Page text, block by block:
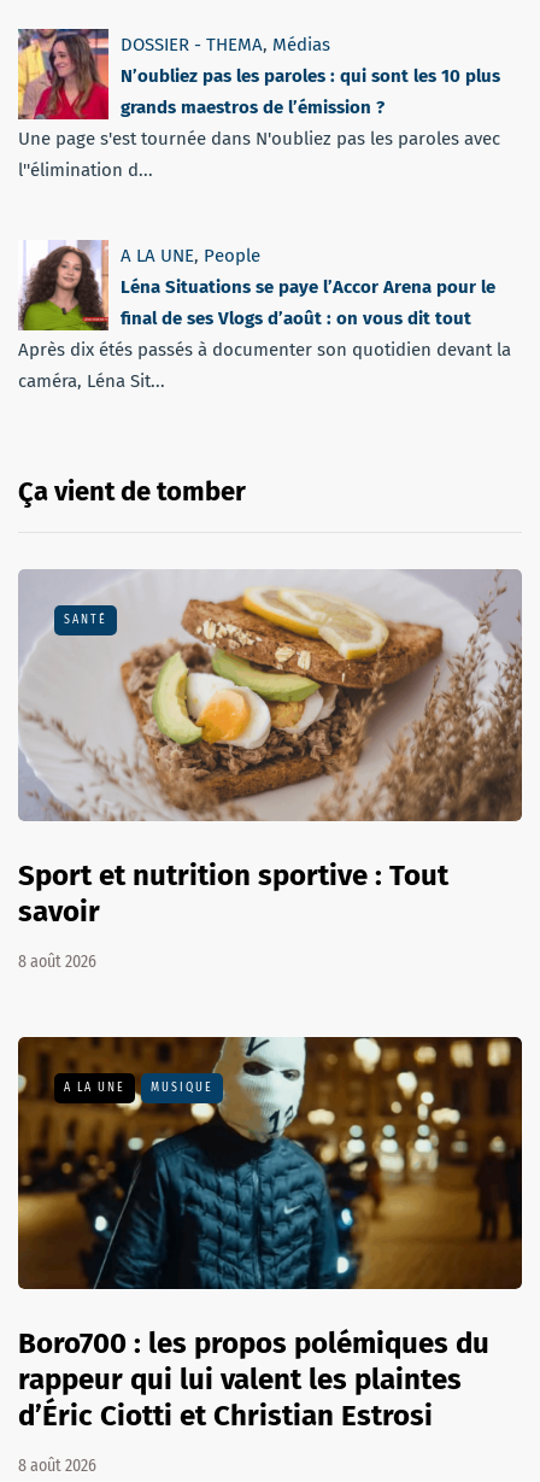
DOSSIER - THEMA, Médias
N’oubliez pas les paroles : qui sont les 10 plus
grands maestros de l’émission ?
Une page s'est tournée dans N'oubliez pas les paroles avec
l''élimination d...
A LA UNE, People
Léna Situations se paye l’Accor Arena pour le
final de ses Vlogs d’août : on vous dit tout
Après dix étés passés à documenter son quotidien devant la
caméra, Léna Sit...
Ça vient de tomber
SANTÉ
Sport et nutrition sportive : Tout
savoir
8 août 2026
A LA UNE MUSIQUE
Boro700 : les propos polémiques du
rappeur qui lui valent les plaintes
d’Éric Ciotti et Christian Estrosi
8 août 2026